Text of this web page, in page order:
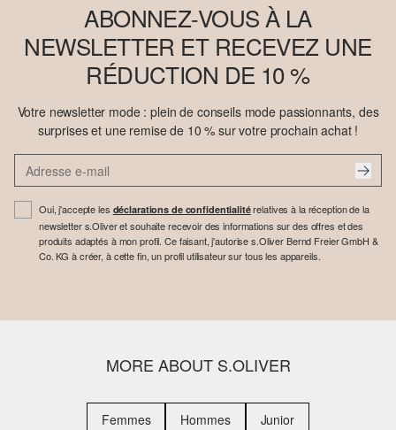
ABONNEZ-VOUS À LA
NEWSLETTER ET RECEVEZ UNE
RÉDUCTION DE 10 %
Votre newsletter mode : plein de conseils mode passionnants, des
surprises et une remise de 10 % sur votre prochain achat !
Oui, j'accepte les déclarations de confidentialitérelatives à la réception de la
newsletter s.Oliver et souhaite recevoir des informations sur des offres et des
produits adaptés à mon profil. Ce faisant, j'autorise s.Oliver Bernd Freier GmbH &
Co. KG à créer, à cette fin, un profil utilisateur sur tous les appareils.
MORE ABOUT S.OLIVER
Femmes Hommes Junior